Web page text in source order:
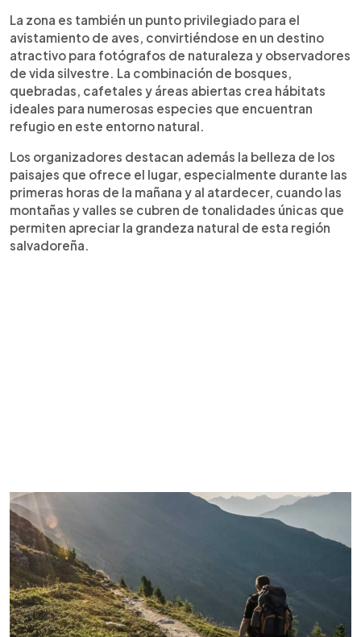
La zona es también un punto privilegiado para el
avistamiento de aves, convirtiéndose en un destino
atractivo para fotógrafos de naturaleza y observadores
de vida silvestre. La combinación de bosques,
quebradas, cafetales y áreas abiertas crea hábitats
ideales para numerosas especies que encuentran
refugio en este entorno natural.
Los organizadores destacan además la belleza de los
paisajes que ofrece el lugar, especialmente durante las
primeras horas de la mañana y al atardecer, cuando las
montañas y valles se cubren de tonalidades únicas que
permiten apreciar la grandeza natural de esta región
salvadoreña.